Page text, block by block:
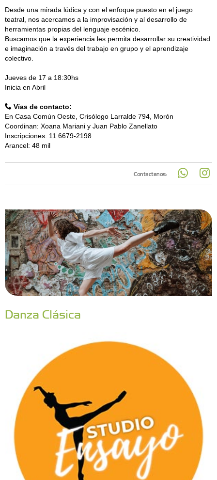
Desde una mirada lúdica y con el enfoque puesto en el juego
teatral, nos acercamos a la improvisación y al desarrollo de
herramientas propias del lenguaje escénico.
Buscamos que la experiencia les permita desarrollar su creatividad
e imaginación a través del trabajo en grupo y el aprendizaje
colectivo.
Jueves de 17 a 18:30hs
Inicia en Abril
Vías de contacto:
En Casa Común Oeste, Crisólogo Larralde 794, Morón
Coordinan: Xoana Mariani y Juan Pablo Zanellato
Inscripciones: 11 6679-2198
Arancel: 48 mil
Contactanos:
Danza Clásica